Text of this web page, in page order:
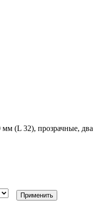
(L 32), прозрачные, два